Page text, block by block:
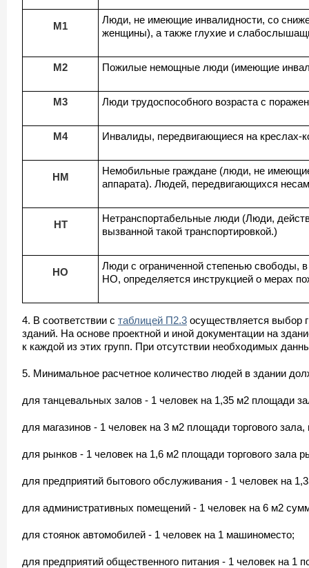
М1
Люди, не имеющие инвалидности, со
женщины), а также глухие и
М2 Пожилые немощные люди (имеющие
М3 Люди трудоспособного возраста с
М4 Инвалиды, передвигающиеся на креслах-
НМ
Немобильные граждане (люди, не имеющие
аппарата). Людей, передвигающихся
НТ
Нетранспортабельные люди (Люди,
вызванной такой транспортировкой.)
НО
Люди с ограниченной степенью свободы,
НО, определяется инструкцией о мерах
4. В соответствии с таблицей П2.3 осуществляется выбор
зданий. На основе проектной и иной документации на
к каждой из этих групп. При отсутствии необходимых
5. Минимальное расчетное количество людей в здании
для танцевальных залов - 1 человек на 1,35 м2 площади
для магазинов - 1 человек на 3 м2 площади торгового
для рынков - 1 человек на 1,6 м2 площади торгового зала
для предприятий бытового обслуживания - 1 человек на
для административных помещений - 1 человек на 6 м2
для стоянок автомобилей - 1 человек на 1 машиноместо;
для предприятий общественного питания - 1 человек на